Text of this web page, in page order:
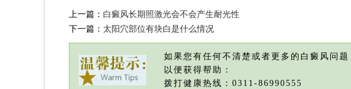
上一篇： 白癜风长期照激光会不会产生耐光性
下一篇： 太阳穴部位有块白是什么情况
如果您有任何不清楚或者更多的白癜风问
以便获得帮助：
拨打健康热线：0311-86990555